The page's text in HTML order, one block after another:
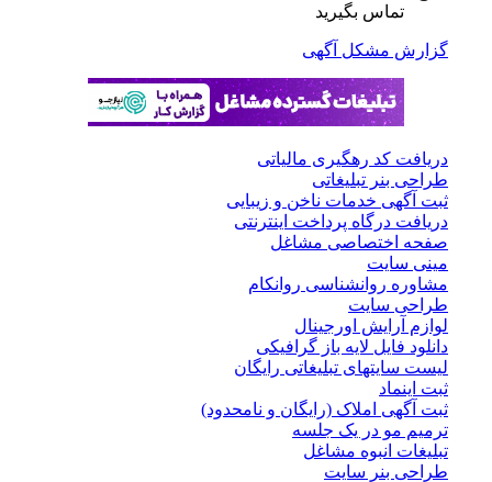
تماس بگیرید
گزارش مشکل آگهی
دریافت کد رهگیری مالیاتی
طراحی بنر تبلیغاتی
ثبت آگهی خدمات ناخن و زیبایی
دریافت درگاه پرداخت اینترنتی
صفحه اختصاصی مشاغل
مینی سایت
مشاوره روانشناسی روانکام
طراحی سایت
لوازم آرایش اورجینال
دانلود فایل لایه باز گرافیکی
لیست سایتهای تبلیغاتی رایگان
ثبت اینماد
ثبت آگهی املاک (رایگان و نامحدود)
ترمیم مو در یک جلسه
تبلیغات انبوه مشاغل
طراحی بنر سایت